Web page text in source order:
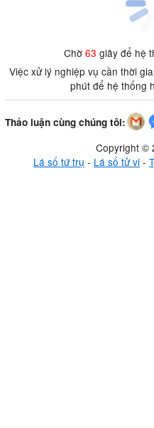
Chờ63 giây để hệ
Việc xử lý nghiệp vụ cần thời
phút để hệ thống
Thảo luận cùng chúng tôi:
Copyright ©
Lá số tứ trụ - Lá số tử vi-